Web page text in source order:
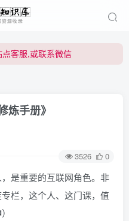
客服,或联系微信
客服,或联系微信
炼手册》
3526 0
是重要的互联网角色。非
栏，这个人、这门课，值
）